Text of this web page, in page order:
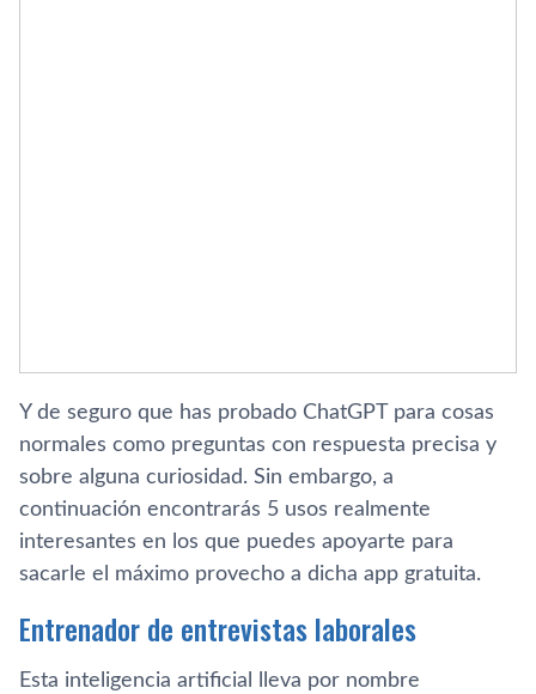
Y de seguro que has probado ChatGPT para cosas
normales como preguntas con respuesta precisa y
sobre alguna curiosidad. Sin embargo, a
continuación encontrarás 5 usos realmente
interesantes en los que puedes apoyarte para
sacarle el máximo provecho a dicha app gratuita.
Entrenador de entrevistas laborales
Esta inteligencia artificial lleva por nombre